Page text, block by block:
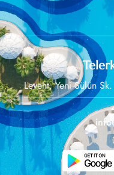
Levent, Yeni Sülün